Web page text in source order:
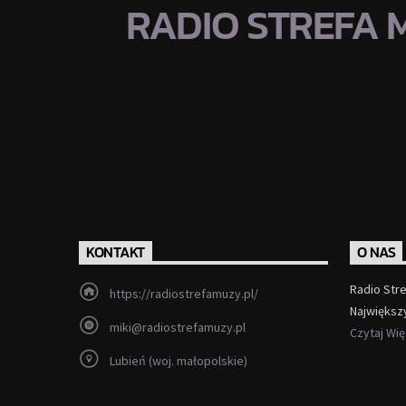
RADIO STREFA
KONTAKT
https://radiostrefamuzy.pl/
miki@radiostrefamuzy.pl
Lubień (woj. małopolskie)
O NAS
Radio
Czytaj